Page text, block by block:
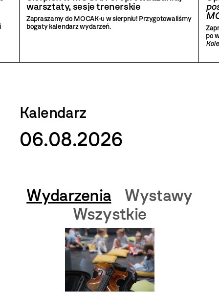
warsztaty, sesje trenerskie
Zapraszamy do MOCAK-u w sierpniu! Przygotowaliśmy
bogaty kalendarz wydarzeń.
po
Kalendarz
06.08.2026
Wydarzenia
Wystawy
Wszystkie